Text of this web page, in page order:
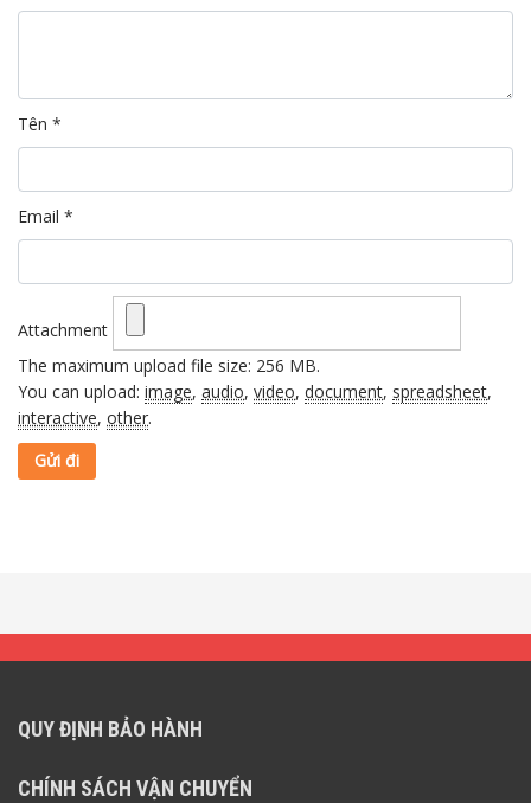
Tên *
Email *
Attachment
The maximum upload file size: 256 MB.
You can upload: image, audio, video, document, spreadsheet,
interactive, other.
QUY ĐỊNH BẢO HÀNH
CHÍNH SÁCH VẬN CHUYỂN